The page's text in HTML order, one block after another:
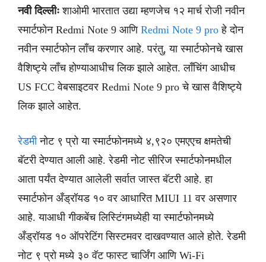
नवी दिल्लीः शाओमी भारतात उद्या म्हणजेच १२ मार्च रोजी नवीन
स्मार्टफोन Redmi Note 9 आणि Redmi Note 9 pro हे दोन
नवीन स्मार्टफोन लाँच करणार आहे. परंतु, या स्मार्टफोनचे खास
वैशिष्ट्ये लाँच होण्याआधीच लिक झाले आहेत. लाँचिंग आधीच
US FCC वेबसाइटवर Redmi Note 9 pro चे खास वैशिष्ट्ये
लिक झाले आहेत.
रेडमीनोट ९ प्रो या स्मार्टफोनमध्ये ४,९२० एमएएच क्षमतेची
बॅटरी देण्यात आली आहे. रेडमी नोट सीरिज स्मार्टफोनमधील
आता पर्यंत देण्यात आलेली सर्वात जास्त बॅटरी आहे. हा
स्मार्टफोन अँड्रॉयड १० वर आधारित MIUI 11 वर असणार
आहे. याआधी गीकबेंच लिस्टिंगमध्येही या स्मार्टफोनमध्ये
अँड्रॉयड १० ऑपरेटिंग सिस्टमवर दाखवण्यात आले होते. रेडमी
नोट ९ प्रो मध्ये ३० वॅट फास्ट चार्जिंग आणि Wi-Fi